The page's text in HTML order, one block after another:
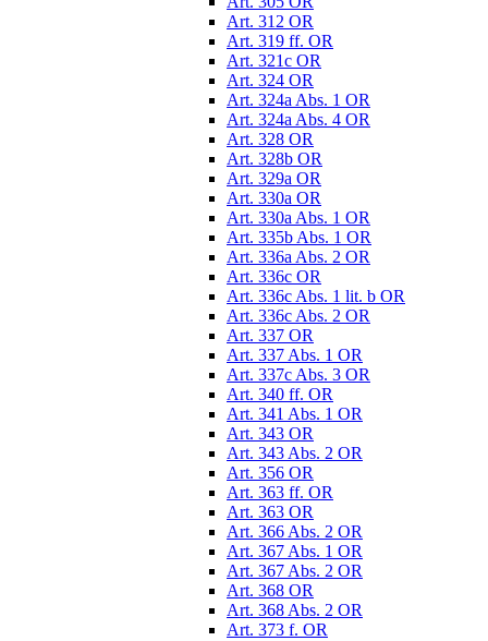
Art. 312 OR
Art. 319 ff. OR
Art. 321c OR
Art. 324 OR
Art. 324a Abs. 1 OR
Art. 324a Abs. 4 OR
Art. 328 OR
Art. 328b OR
Art. 329a OR
Art. 330a OR
Art. 330a Abs. 1 OR
Art. 335b Abs. 1 OR
Art. 336a Abs. 2 OR
Art. 336c OR
Art. 336c Abs. 1 lit. b OR
Art. 336c Abs. 2 OR
Art. 337 OR
Art. 337 Abs. 1 OR
Art. 337c Abs. 3 OR
Art. 340 ff. OR
Art. 341 Abs. 1 OR
Art. 343 OR
Art. 343 Abs. 2 OR
Art. 356 OR
Art. 363 ff. OR
Art. 363 OR
Art. 366 Abs. 2 OR
Art. 367 Abs. 1 OR
Art. 367 Abs. 2 OR
Art. 368 OR
Art. 368 Abs. 2 OR
Art. 373 f. OR